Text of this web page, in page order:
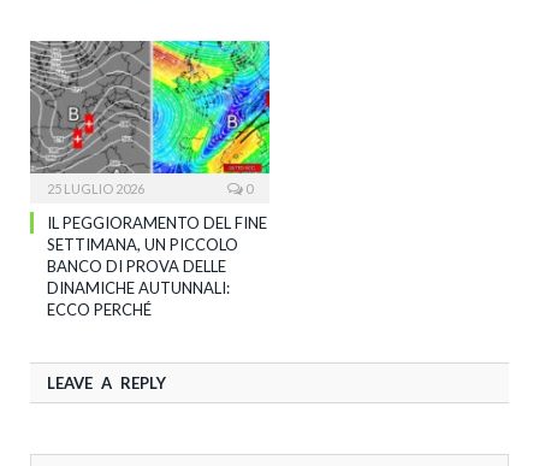
25 LUGLIO 2026 0
IL PEGGIORAMENTO DEL FINE
SETTIMANA, UN PICCOLO
BANCO DI PROVA DELLE
DINAMICHE AUTUNNALI:
ECCO PERCHÉ
LEAVE A REPLY